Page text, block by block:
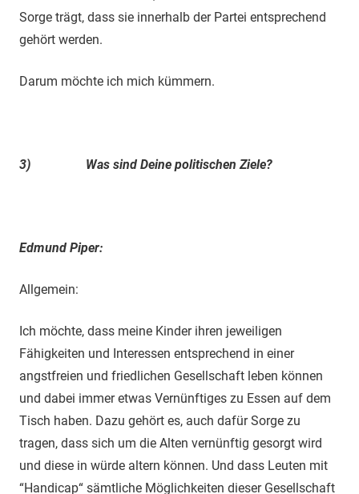
Sorge trägt, dass sie innerhalb der Partei entsprechend
gehört werden.
Darum möchte ich mich kümmern.
3) Was sind Deine politischen Ziele?
Edmund Piper:
Allgemein:
Ich möchte, dass meine Kinder ihren jeweiligen
Fähigkeiten und Interessen entsprechend in einer
angstfreien und friedlichen Gesellschaft leben können
und dabei immer etwas Vernünftiges zu Essen auf dem
Tisch haben. Dazu gehört es, auch dafür Sorge zu
tragen, dass sich um die Alten vernünftig gesorgt wird
und diese in würde altern können. Und dass Leuten mit
“Handicap“ sämtliche Möglichkeiten dieser Gesellschaft